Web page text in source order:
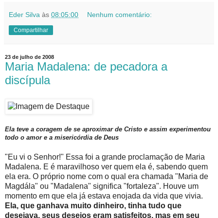
Eder Silva às 08:05:00 Nenhum comentário:
Compartilhar
23 de julho de 2008
Maria Madalena: de pecadora a
discípula
Ela teve a coragem de se aproximar de Cristo e assim experimentou
todo o amor e a misericórdia de Deus
"Eu vi o Senhor!" Essa foi a grande proclamação de Maria
Madalena. E é maravilhoso ver quem ela é, sabendo quem
ela era. O próprio nome com o qual era chamada "Maria de
Magdála" ou "Madalena" significa "fortaleza". Houve um
momento em que ela já estava enojada da vida que vivia.
Ela, que ganhava muito dinheiro, tinha tudo que
desejava, seus desejos eram satisfeitos, mas em seu